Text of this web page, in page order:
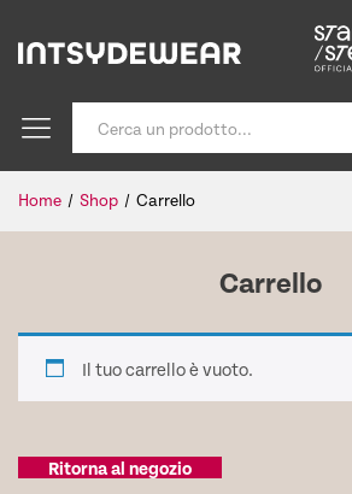
Home / Shop / Carrello
Carrello
Il tuo carrello è vuoto.
Ritorna al negozio